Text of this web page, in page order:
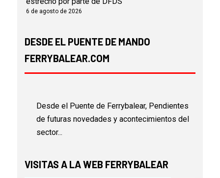
6 de agosto de 2026
DESDE EL PUENTE DE MANDO
FERRYBALEAR.COM
Desde el Puente de Ferrybalear, Pendientes
de futuras novedades y acontecimientos del
sector...
VISITAS A LA WEB FERRYBALEAR